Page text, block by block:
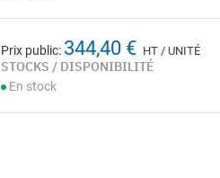
Prix public: 344,40 € HT / UNITÉ
STOCKS / DISPONIBILITÉ
En stock